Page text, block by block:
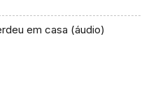
em casa (áudio)